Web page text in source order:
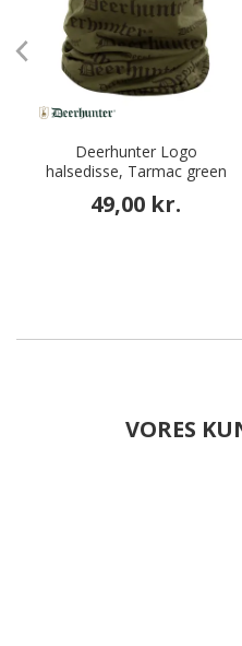
Deerhunter Logo
halsedisse, Tarmac green
49,00 kr.
VORES